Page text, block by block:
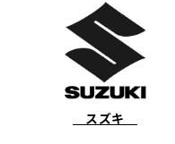
スズキ